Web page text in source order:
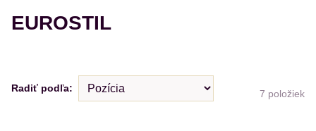
EUROSTIL
Radiť podľa: 7 položiek